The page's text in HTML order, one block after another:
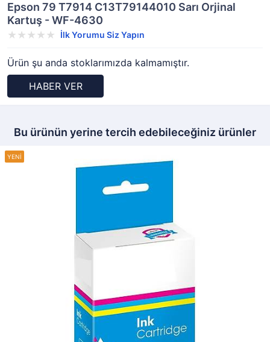
Epson 79 T7914 C13T79144010 Sarı Orjinal
Kartuş - WF-4630
İlk Yorumu Siz Yapın
Ürün şu anda stoklarımızda kalmamıştır.
HABER VER
Bu ürünün yerine tercih edebileceğiniz ürünler